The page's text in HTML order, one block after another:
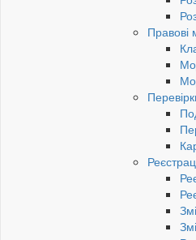
Правові